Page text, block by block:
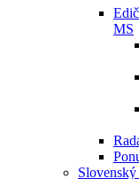
MS